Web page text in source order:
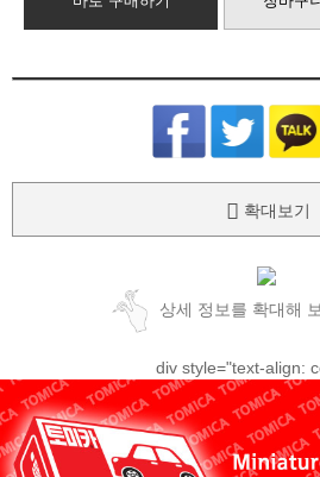
확대보기
상세 정보를 확대해
div style="text-align: